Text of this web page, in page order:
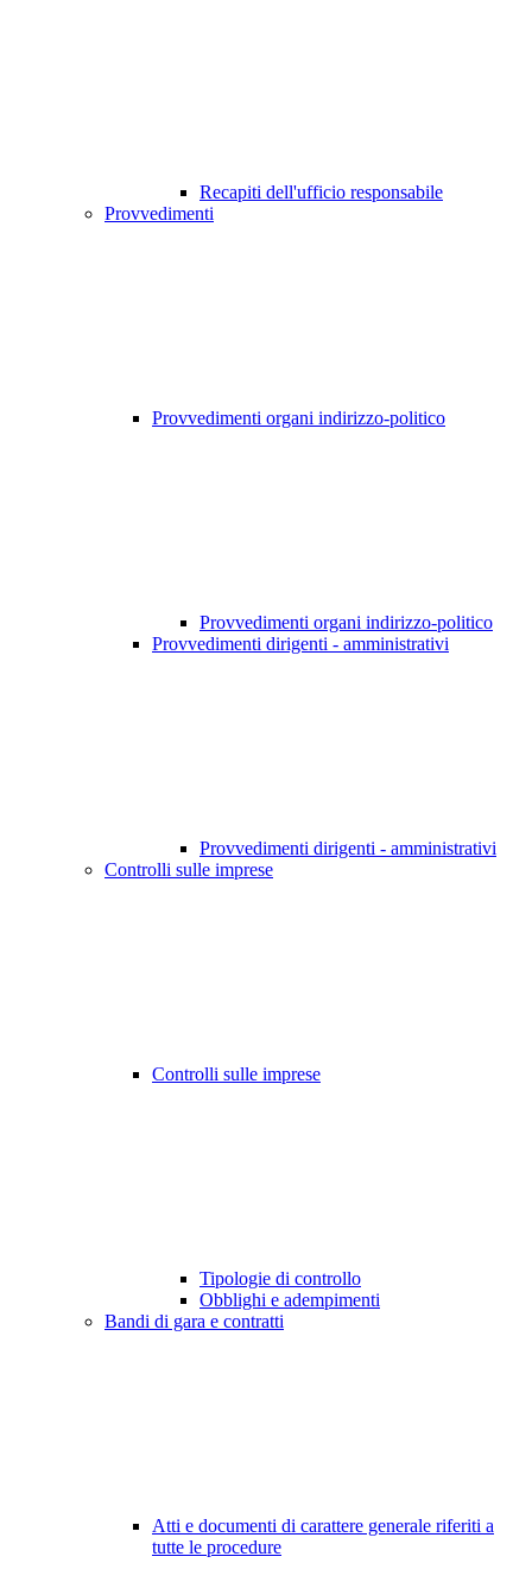
Recapiti dell'ufficio responsabile
Provvedimenti
Provvedimenti organi indirizzo-politico
Provvedimenti organi indirizzo-politico
Provvedimenti dirigenti - amministrativi
Provvedimenti dirigenti - amministrativi
Controlli sulle imprese
Controlli sulle imprese
Tipologie di controllo
Obblighi e adempimenti
Bandi di gara e contratti
Atti e documenti di carattere generale riferiti a
tutte le procedure